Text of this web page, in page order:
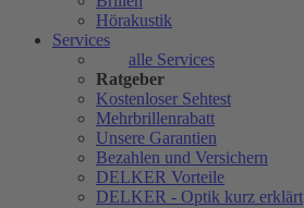
Hörakustik
Services
alle Services
Ratgeber
Kostenloser Sehtest
Mehrbrillenrabatt
Unsere Garantien
Bezahlen und Versichern
DELKER Vorteile
DELKER - Optik kurz erklärt